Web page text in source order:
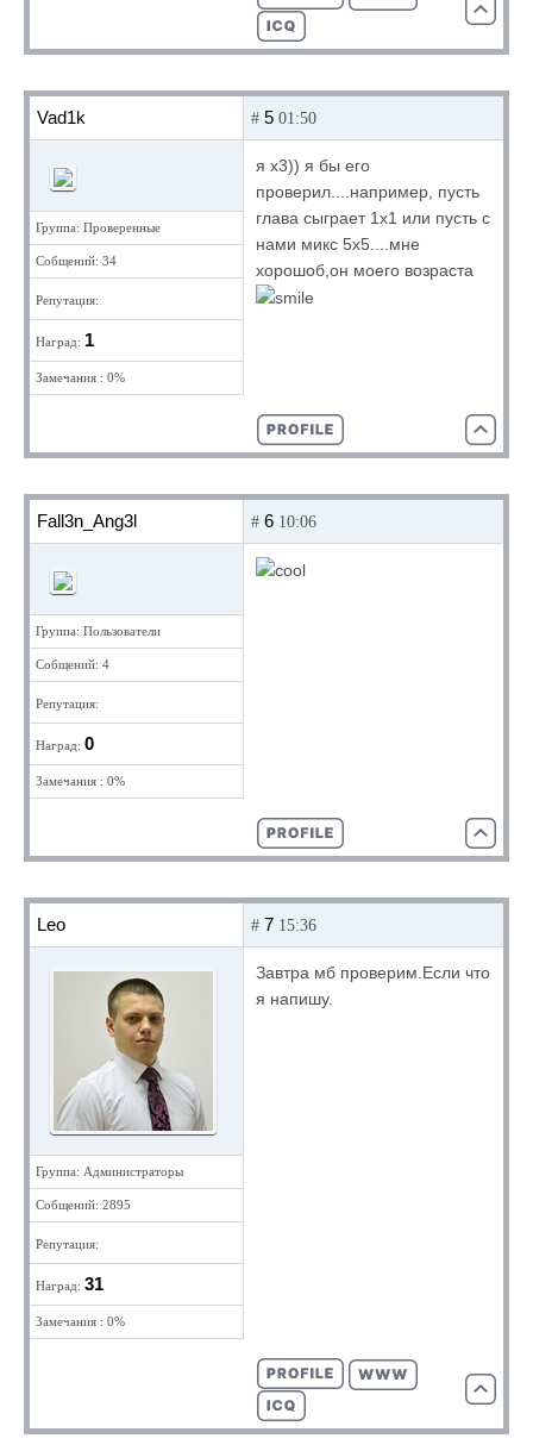
Vad1k
Группа: Проверенные
Собщений: 34
Репутация:
Наград: 1
Замечания : 0%
# 5 01:50
я х3)) я бы его
проверил....например, пусть
глава сыграет 1х1 или пусть с
нами микс 5х5....мне
хорошоб,он моего возраста
Fall3n_Ang3l
Группа: Пользователи
Собщений: 4
Репутация:
Наград: 0
Замечания : 0%
# 6 10:06
Leo
Группа: Администраторы
Собщений: 2895
Репутация:
Наград: 31
Замечания : 0%
# 7 15:36
Завтра мб проверим.Если что
я напишу.